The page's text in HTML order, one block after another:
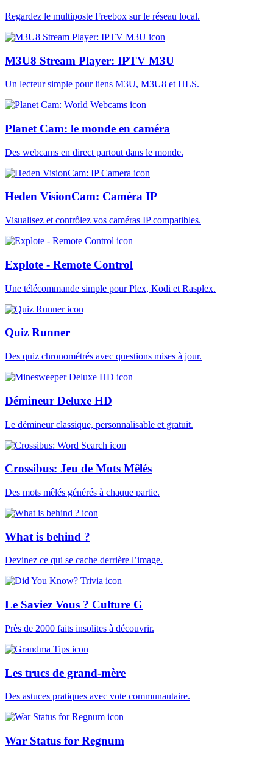
Regardez le multiposte Freebox sur le réseau local.
M3U8 Stream Player: IPTV M3U
Un lecteur simple pour liens M3U, M3U8 et HLS.
Planet Cam: le monde en caméra
Des webcams en direct partout dans le monde.
Heden VisionCam: Caméra IP
Visualisez et contrôlez vos caméras IP compatibles.
Explote - Remote Control
Une télécommande simple pour Plex, Kodi et Rasplex.
Quiz Runner
Des quiz chronométrés avec questions mises à jour.
Démineur Deluxe HD
Le démineur classique, personnalisable et gratuit.
Crossibus: Jeu de Mots Mêlés
Des mots mêlés générés à chaque partie.
What is behind ?
Devinez ce qui se cache derrière l’image.
Le Saviez Vous ? Culture G
Près de 2000 faits insolites à découvrir.
Les trucs de grand-mère
Des astuces pratiques avec vote communautaire.
War Status for Regnum